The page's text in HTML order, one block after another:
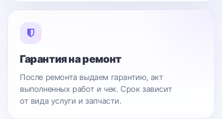
Гарантия на ремонт
После ремонта выдаем гарантию, акт
выполненных работ и чек. Срок зависит
от вида услуги и запчасти.